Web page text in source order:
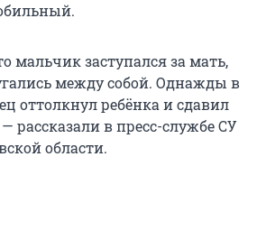
мальчик заступался за мать,
между собой. Однажды в
оттолкнул ребёнка и сдавил
рассказали в пресс-службе СУ
области.